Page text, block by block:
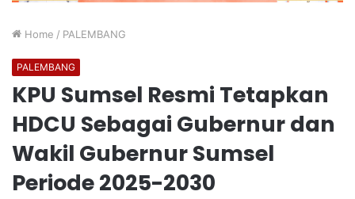
Home / PALEMBANG
PALEMBANG
KPU Sumsel Resmi Tetapkan
HDCU Sebagai Gubernur dan
Wakil Gubernur Sumsel
Periode 2025-2030